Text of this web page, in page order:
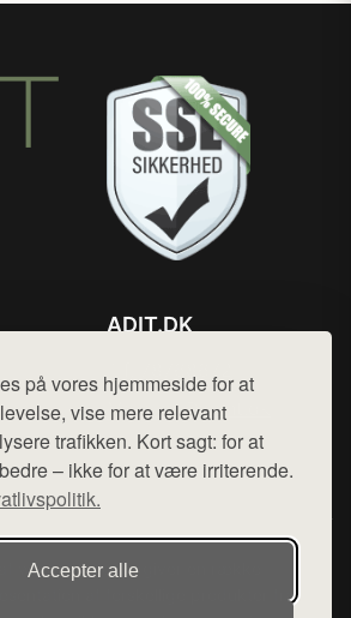
på vores hjemmeside for at
vise mere relevant
trafikken. Kort sagt: for at
– ikke for at være irriterende.
Accepter alle
ADIT.DK
Mail: hej@want.dk
Cookie- og privatlivspolitik
want.dk, der udgiver en række
af forskellige produkter fra